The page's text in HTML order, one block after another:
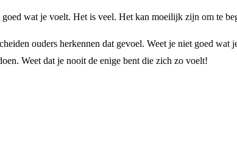
wat je voelt. Het is veel. Het kan moeilijk zijn om te
ouders herkennen dat gevoel. Weet je niet goed
Weet dat je nooit de enige bent die zich zo voelt!